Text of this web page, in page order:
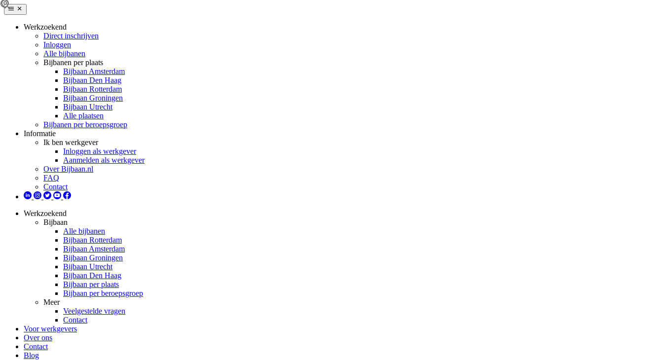
Werkzoekend
Direct inschrijven
Inloggen
Alle bijbanen
Bijbanen per plaats
Bijbaan Amsterdam
Bijbaan Den Haag
Bijbaan Rotterdam
Bijbaan Groningen
Bijbaan Utrecht
Alle plaatsen
Bijbanen per beroepsgroep
Informatie
Ik ben werkgever
Inloggen als werkgever
Aanmelden als werkgever
Over Bijbaan.nl
FAQ
Contact
Werkzoekend
Bijbaan
Alle bijbanen
Bijbaan Rotterdam
Bijbaan Amsterdam
Bijbaan Groningen
Bijbaan Utrecht
Bijbaan Den Haag
Bijbaan per plaats
Bijbaan per beroepsgroep
Meer
Veelgestelde vragen
Contact
Voor werkgevers
Over ons
Contact
Blog